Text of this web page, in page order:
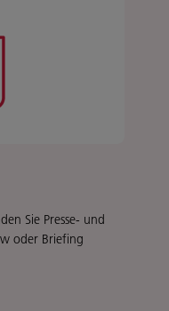
Sie Presse- und
oder Briefing